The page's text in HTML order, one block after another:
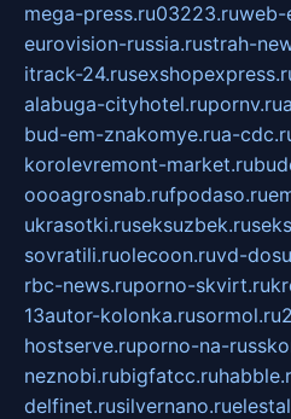
mega-press.ru03223.ruweb-
eurovision-russia.rustrah-
itrack-24.ru
alabuga-cityhotel.rupornv.ru
bud-em-znakomye.rua-
korolevremont-market.ru
oooagrosnab.rufpodaso.ru
ukrasotki.ruseksuzbek.ru
sovratili.ruolecoon.ruvd-
rbc-news.ruporno-skvirt.ru
13autor-kolonka.rusormol.ru
hostserve.ruporno-na-
neznobi.rubigfatcc.ru
delfinet.rusilvernano.ru